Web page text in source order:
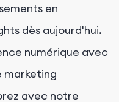
en
dès aujourd'hui.
numérique avec
marketing
avec notre